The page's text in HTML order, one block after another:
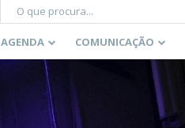
AGENDA COMUNICAÇÃO